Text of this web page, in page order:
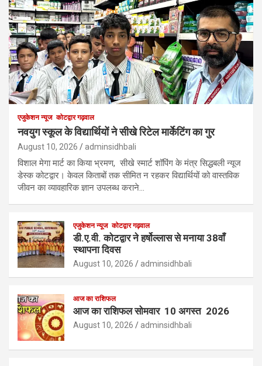
एजुकेशन न्‍यूज कोटद्वार गढ़वाल
नवयुग स्कूल के विद्यार्थियों ने सीखे रिटेल मार्केटिंग का गुर
August 10, 2026 adminsidhbali
विशाल मेगा मार्ट का किया भ्रमण, सीखे स्मार्ट शॉपिंग के मंत्र सिद्धबली न्यूज
डेस्क कोटद्वार। केवल किताबों तक सीमित न रहकर विद्यार्थियों को वास्तविक
जीवन का व्यावहारिक ज्ञान उपलब्ध कराने…
एजुकेशन न्‍यूज कोटद्वार गढ़वाल
डी.ए.वी. कोटद्वार ने हर्षोल्लास से मनाया 38वाँ
स्थापना दिवस
August 10, 2026 adminsidhbali
आज का राशिफल
आज का राशिफल सोमवार 10 अगस्त 2026
August 10, 2026 adminsidhbali